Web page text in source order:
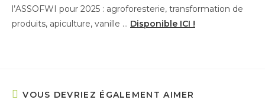
l’ASSOFWI pour 2025 : agroforesterie, transformation de
produits, apiculture, vanille … Disponible ICI !
VOUS DEVRIEZ ÉGALEMENT AIMER